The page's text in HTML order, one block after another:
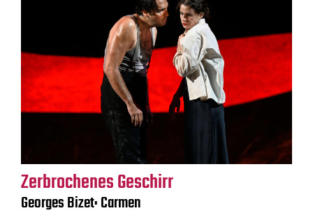
Zerbrochenes Geschirr
Georges Bizet: Carmen